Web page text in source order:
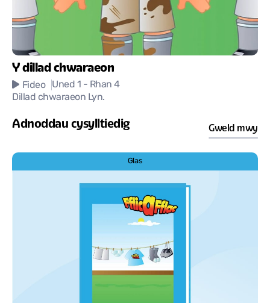
Y dillad chwaraeon
Fideo Uned 1 - Rhan 4
Dillad chwaraeon Lyn.
Adnoddau cysylltiedig Gweld mwy
Glas